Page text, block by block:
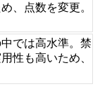
、点数を変更。
では高水準。禁
性も高いため、